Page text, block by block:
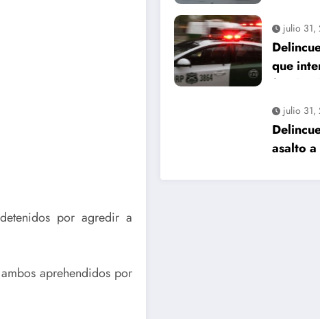
por agredir a
aprehendidos por
crisis.
julio 31,
que
familia
julio 31,
asalto